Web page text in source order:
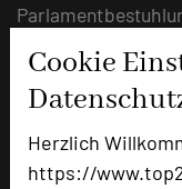
Cookie
Herzlich
https://
U-Form
Stuhlreihen
Raumhöhe
Tageslicht
Klimaanlage